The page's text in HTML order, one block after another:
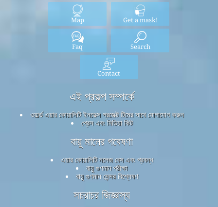
Map Get a mask!
Faq Search
Contact
এই প্রকল্প সম্পর্কে
ওয়ার্ল্ড এয়ার কোয়ালিটি ইনডেক্স প্রজেক্ট টিমের সাথে যোগাযোগ করুন
প্রেস এবং মিডিয়া কিট
বায়ু মানের গবেষণা
এয়ার কোয়ালিটি নলেজ বেস এবং প্রবন্ধ
বায়ু গুণমান পরীক্ষা
বায়ু গুণমান সেন্সর বিশ্লেষণ
সচরাচর জিজ্ঞাস্য